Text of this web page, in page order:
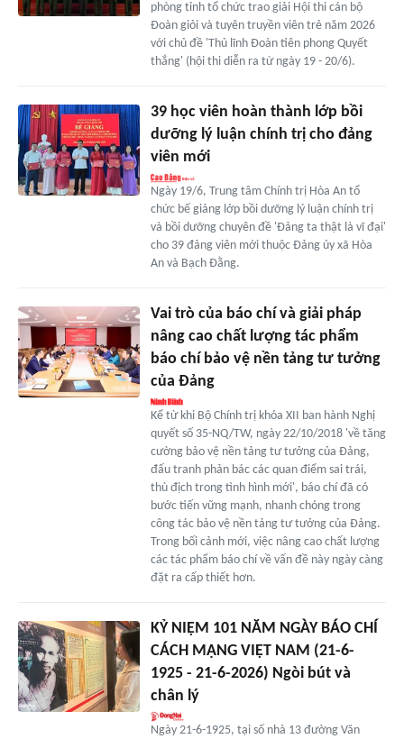
phòng tỉnh tổ chức trao giải Hội thi cán bộ
Đoàn giỏi và tuyên truyền viên trẻ năm 2026
với chủ đề 'Thủ lĩnh Đoàn tiên phong Quyết
thắng' (hội thi diễn ra từ ngày 19 - 20/6).
39 học viên hoàn thành lớp bồi
dưỡng lý luận chính trị cho đảng
viên mới
Ngày 19/6, Trung tâm Chính trị Hòa An tổ
chức bế giảng lớp bồi dưỡng lý luận chính trị
và bồi dưỡng chuyên đề 'Đảng ta thật là vĩ đại'
cho 39 đảng viên mới thuộc Đảng ủy xã Hòa
An và Bạch Đằng.
Vai trò của báo chí và giải pháp
nâng cao chất lượng tác phẩm
báo chí bảo vệ nền tảng tư tưởng
của Đảng
Kể từ khi Bộ Chính trị khóa XII ban hành Nghị
quyết số 35-NQ/TW, ngày 22/10/2018 'về tăng
cường bảo vệ nền tảng tư tưởng của Đảng,
đấu tranh phản bác các quan điểm sai trái,
thù địch trong tình hình mới', báo chí đã có
bước tiến vững mạnh, nhanh chóng trong
công tác bảo vệ nền tảng tư tưởng của Đảng.
Trong bối cảnh mới, việc nâng cao chất lượng
các tác phẩm báo chí về vấn đề này ngày càng
đặt ra cấp thiết hơn.
KỶ NIỆM 101 NĂM NGÀY BÁO CHÍ
CÁCH MẠNG VIỆT NAM (21-6-
1925 - 21-6-2026) Ngòi bút và
chân lý
Ngày 21-6-1925, tại số nhà 13 đường Văn